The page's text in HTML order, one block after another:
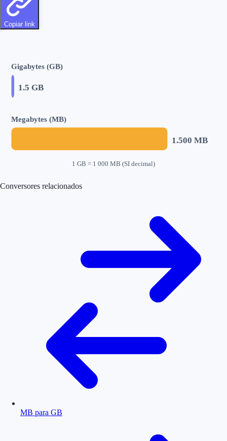
Copiar link
Gigabytes (GB)
1.5 GB
Megabytes (MB)
1.500 MB
1 GB = 1 000 MB (SI decimal)
Conversores relacionados
MB para GB